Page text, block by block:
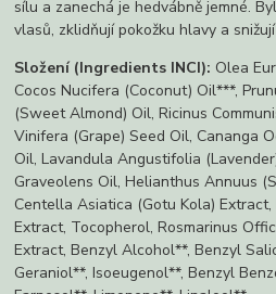
sílu a zanechá je hedvábně jemné.
vlasů, zklidňují pokožku hlavy a
Složení (Ingredients INCI): Olea
Cocos Nucifera (Coconut) Oil***,
(Sweet Almond) Oil, Ricinus
Vinifera (Grape) Seed Oil, Cananga
Oil, Lavandula Angustifolia
Graveolens Oil, Helianthus Annuus
Centella Asiatica (Gotu Kola)
Extract, Tocopherol, Rosmarinus
Extract, Benzyl Alcohol**, Benzyl
Geraniol**, Isoeugenol**, Benzyl